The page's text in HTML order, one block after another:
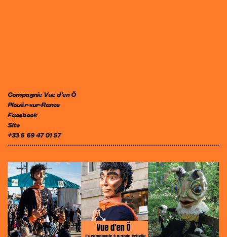
Compagnie Vue d’en Ô
Plouër-sur-Rance
Facebook
Site
+33 6 69 47 01 57